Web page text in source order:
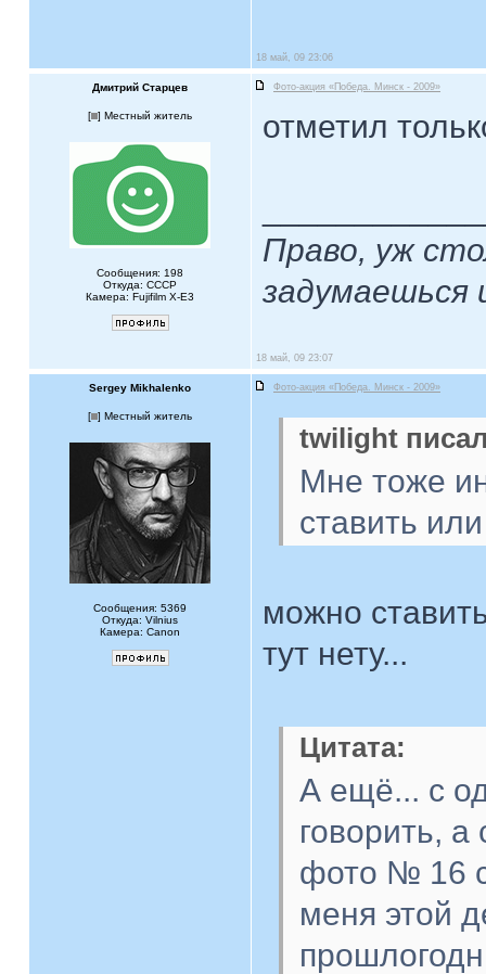
18 май, 09 23:06
Дмитрий Старцев Фото-акция «Победа. Минск - 2009»
[ ] Местный житель
Сообщения: 198
Откуда: СССР
Камера: Fujifilm X-Е3
отметил
Право, уж
задумаешься
18 май, 09 23:07
Sergey Mikhalenko Фото-акция «Победа. Минск - 2009»
[ ] Местный житель
Сообщения: 5369
Откуда: Vilnius
Камера: Canon
twilight
Мне тоже
ставить
можно
тут нету...
Цитата:
А ещё... с
говорить, а
фото № 16 с
меня этой